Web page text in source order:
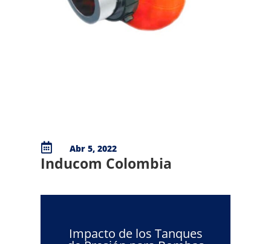
 Abr 5, 2022
Inducom Colombia
Impacto de los Tanques